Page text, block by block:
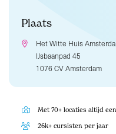
Plaats
Het Witte Huis
IJsbaanpad 45
1076 CV Amsterdam
Met 70+ locaties altijd
26k+ cursisten per jaar